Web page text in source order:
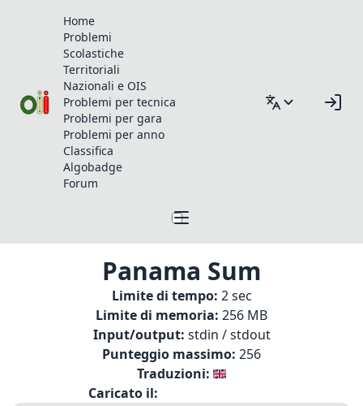
Home
Problemi
Scolastiche
Territoriali
Nazionali e OIS
Problemi per tecnica
Problemi per gara
Problemi per anno
Classifica
Algobadge
Forum
Panama Sum
Limite di tempo: 2 sec
Limite di memoria: 256 MB
Input/output: stdin / stdout
Punteggio massimo: 256
Traduzioni:
Caricato il: